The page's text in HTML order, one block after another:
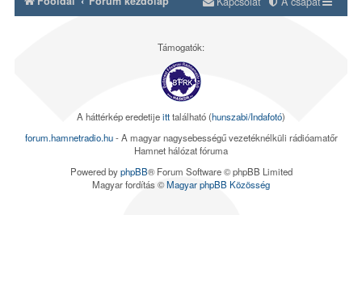
Támogatók:
A háttérkép eredetijeitttalálható (hunszabi/Indafotó)
forum.hamnetradio.hu- A magyar nagysebességű vezetéknélküli rádióamatőr
Hamnet hálózat fóruma
Powered byphpBB® Forum Software © phpBB Limited
Magyar fordítás ©Magyar phpBB Közösség